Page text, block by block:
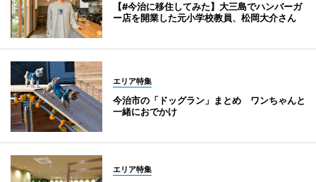
【#今治に移住してみた】大三島でハンバーガ
ー店を開業した元小学校教員、松岡大介さん
エリア特集
今治市の「ドッグラン」まとめ ワンちゃんと
一緒におでかけ
エリア特集